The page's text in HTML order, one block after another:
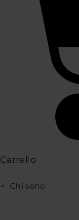
Carrello
Chi sono